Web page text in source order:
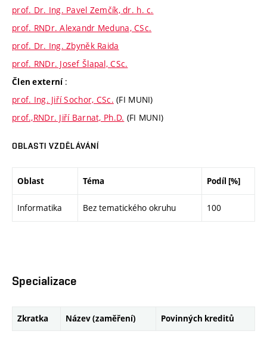
prof. Dr. Ing. Pavel Zemčík, dr. h. c.
prof. RNDr. Alexandr Meduna, CSc.
prof. Dr. Ing. Zbyněk Raida
prof. RNDr. Josef Šlapal, CSc.
Člen externí :
prof. Ing. Jiří Sochor, CSc. (FI MUNI)
prof.,RNDr. Jiří Barnat, Ph.D. (FI MUNI)
OBLASTI VZDĚLÁVÁNÍ
Oblast Téma Podíl [%]
Informatika Bez tematického okruhu 100
Specializace
Zkratka Název (zaměření) Povinných kreditů